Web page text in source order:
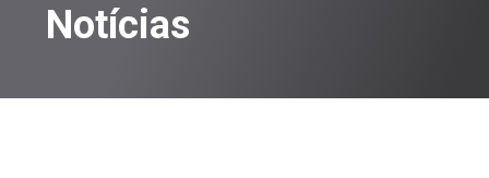
Notícias